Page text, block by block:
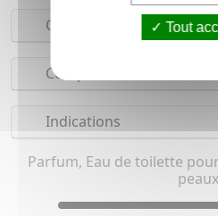
Conseils d'utilisation
Composition
Indications
Parfum, Eau de toilette
Tout